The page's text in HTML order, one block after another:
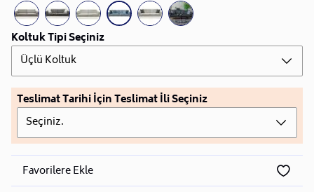
Koltuk Tipi Seçiniz
Üçlü Koltuk
Teslimat Tarihi İçin Teslimat İli Seçiniz
Seçiniz.
Favorilere Ekle